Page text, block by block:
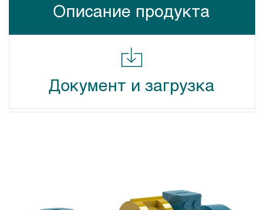
Описание продукта
Документ и загрузка